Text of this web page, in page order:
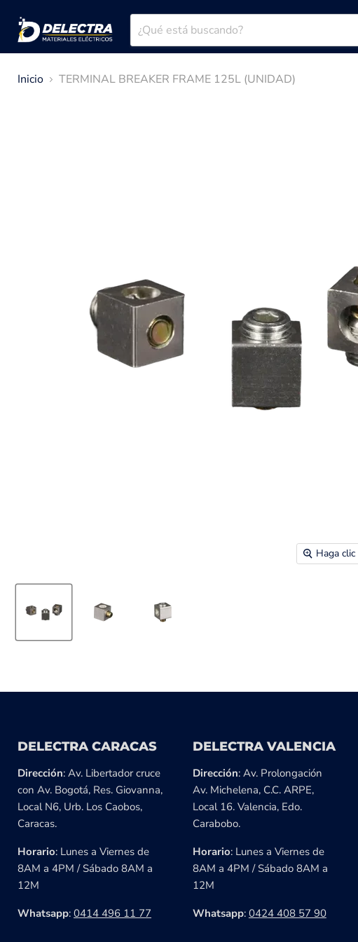
Inicio TERMINAL BREAKER FRAME 125L (UNIDAD)
Haga
DELECTRA CARACAS
Dirección: Av. Libertador cruce
con Av. Bogotá, Res. Giovanna,
Local N6, Urb. Los Caobos,
Caracas.
Horario: Lunes a Viernes de
8AM a 4PM / Sábado 8AM a
12M
Whatsapp: 0414 496 11 77
DELECTRA VALENCIA
Dirección: Av. Prolongación
Av. Michelena, C.C. ARPE,
Local 16. Valencia, Edo.
Carabobo.
Horario: Lunes a Viernes de
8AM a 4PM / Sábado 8AM a
12M
Whatsapp: 0424 408 57 90